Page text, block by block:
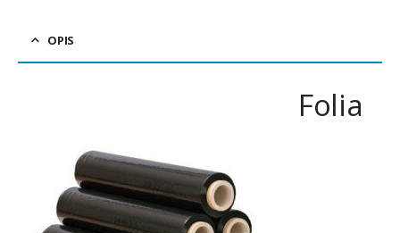
OPIS
Folia